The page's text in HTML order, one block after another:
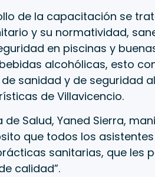
de la capacitación se
y su normatividad,
en piscinas y
alcohólicas, esto
sanidad y de seguridad
de Villavicencio.
de Salud, Yaned Sierra,
que todos los
sanitarias, que les
calidad”.